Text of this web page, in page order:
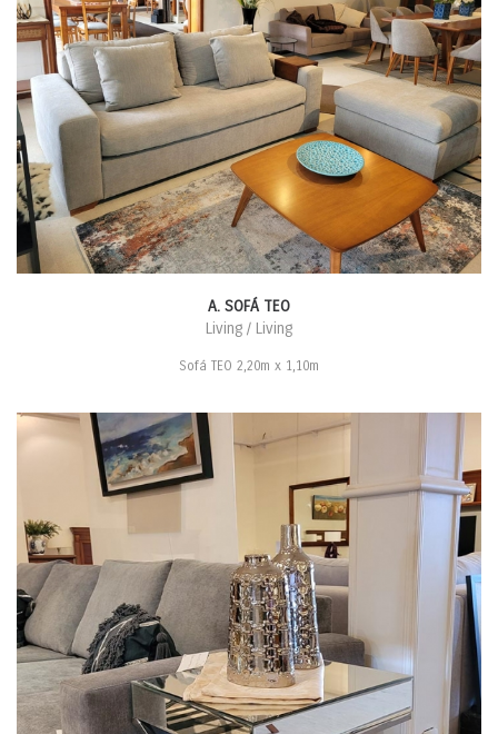
A. SOFÁ TEO
Living / Living
Sofá TEO 2,20m x 1,10m